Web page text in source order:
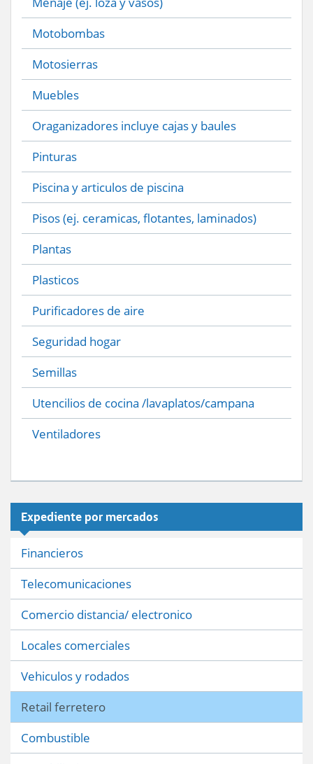
Motobombas
Motosierras
Muebles
Oraganizadores incluye cajas y baules
Pinturas
Piscina y articulos de piscina
Pisos (ej. ceramicas, flotantes, laminados)
Plantas
Plasticos
Purificadores de aire
Seguridad hogar
Semillas
Utencilios de cocina /lavaplatos/campana
Ventiladores
Expediente por mercados
Financieros
Telecomunicaciones
Comercio distancia/ electronico
Locales comerciales
Vehiculos y rodados
Retail ferretero
Combustible